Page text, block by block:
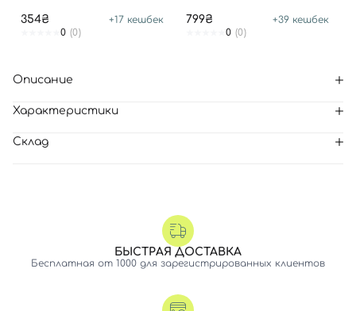
354₴ +17 кешбек
0 (0)
799₴ +39 кешбек
0 (0)
Описание
Характеристики
Склад
БЫСТРАЯ ДОСТАВКА
Бесплатная от 1000 для зарегистрированных клиентов